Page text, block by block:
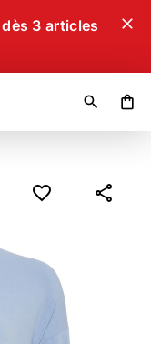
3 articles
close
search shopping_bag